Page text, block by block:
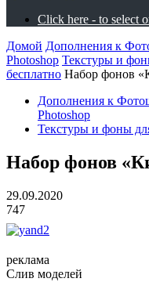
Click here - to select
Домой Дополнения к
Photoshop Текстуры и
бесплатно Набор фонов
Дополнения к
Photoshop
Текстуры и фоны
Набор фонов
29.09.2020
747
реклама
Слив моделей